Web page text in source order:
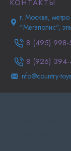
КОНТАКТЫ
г. Москва,
"Мегаполис",
8 (495)
8 (926) 394-
nfo@country-